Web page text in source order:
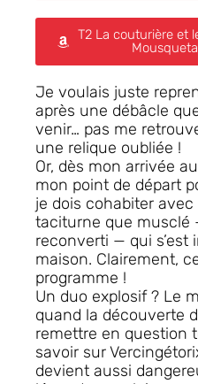
T2 La couturière et
Je voulais juste
après une débâcle
venir… pas me
une relique oubliée !
Or, dès mon arrivée
mon point de départ
je dois cohabiter
taciturne que musclé
reconverti — qui s’est
maison. Clairement,
programme !
Un duo explosif ? Le
quand la découverte
remettre en question
savoir sur
devient aussi